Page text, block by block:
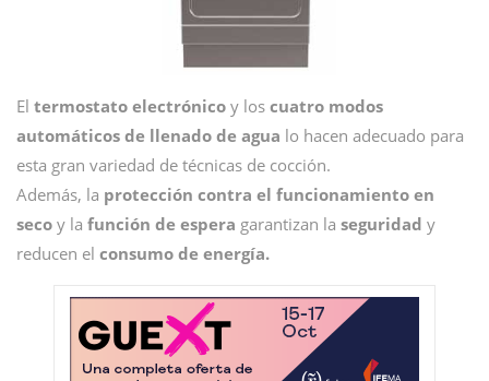
El termostato electrónico y los cuatro modos
automáticos de llenado de agua lo hacen adecuado para
esta gran variedad de técnicas de cocción.
Además, la protección contra el funcionamiento en
seco y la función de espera garantizan la seguridad y
reducen el consumo de energía.